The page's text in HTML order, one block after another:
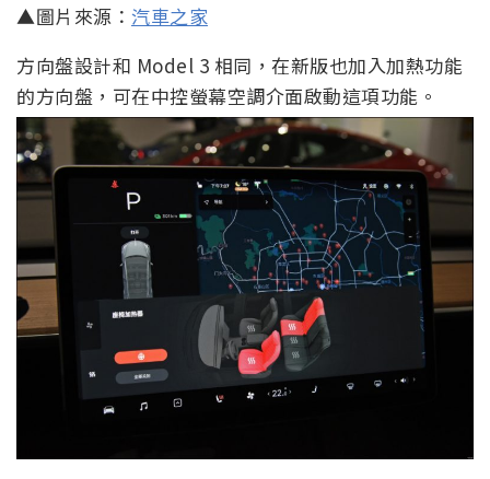
▲圖片來源： 汽車之家
方向盤設計和 Model 3 相同，在新版也加入加熱功能
的方向盤，可在中控螢幕空調介面啟動這項功能。